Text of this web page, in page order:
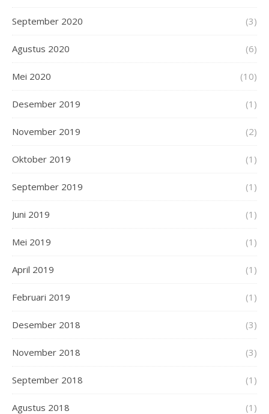
September 2020 (3)
Agustus 2020 (6)
Mei 2020 (10)
Desember 2019 (1)
November 2019 (2)
Oktober 2019 (1)
September 2019 (1)
Juni 2019 (1)
Mei 2019 (1)
April 2019 (1)
Februari 2019 (1)
Desember 2018 (3)
November 2018 (3)
September 2018 (1)
Agustus 2018 (1)